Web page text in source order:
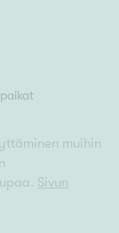
muihin
Sivun